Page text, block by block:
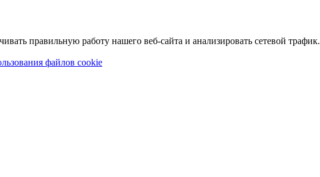
правильную работу нашего веб-сайта и анализировать сетевой трафик.
файлов cookie